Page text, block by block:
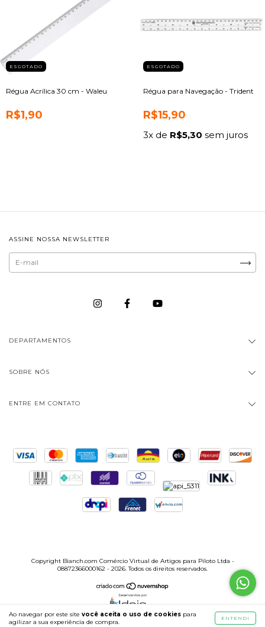
Ao navegar por este site você aceita o uso de cookies para
agilizar a sua experiência de compra.
ENTENDI
ESGOTADO
Régua Acrílica 30 cm - Waleu
R$1,90
ESGOTADO
Régua para Navegação - Trident
R$15,90
3x de R$5,30 sem juros
ASSINE NOSSA NEWSLETTER
DEPARTAMENTOS
SOBRE NÓS
ENTRE EM CONTATO
Copyright Bianch.com Comércio Virtual de Artigos para Piloto Ltda -
08872366000162 - 2026. Todos os direitos reservados.